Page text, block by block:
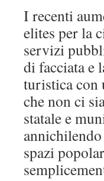
I recenti
elites per la
servizi
di facciata e
turistica con
che non ci
statale e
spazi